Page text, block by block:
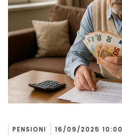
PENSIONI 16/09/2025 10:00